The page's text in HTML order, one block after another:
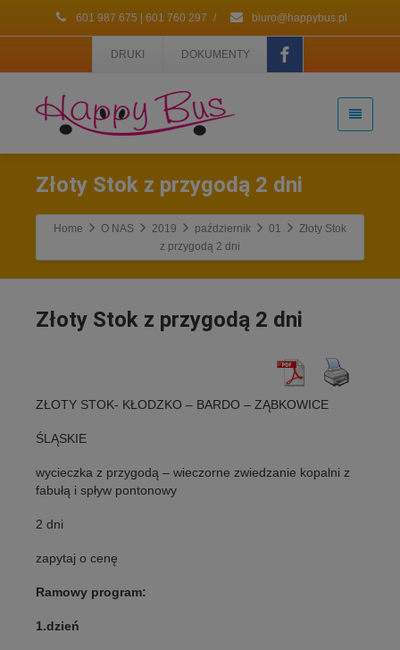
601 987 675 | 601 760 297 / biuro@happybus.pl
DRUKI DOKUMENTY
Złoty Stok z przygodą 2 dni
Home O NAS 2019 październik 01
Złoty Stok
z przygodą 2 dni
Złoty Stok z przygodą 2 dni
ZŁOTY STOK- KŁODZKO – BARDO – ZĄBKOWICE
ŚLĄSKIE
wycieczka z przygodą – wieczorne zwiedzanie kopalni z
fabułą i spływ pontonowy
2 dni
zapytaj o cenę
Ramowy program:
1.dzień